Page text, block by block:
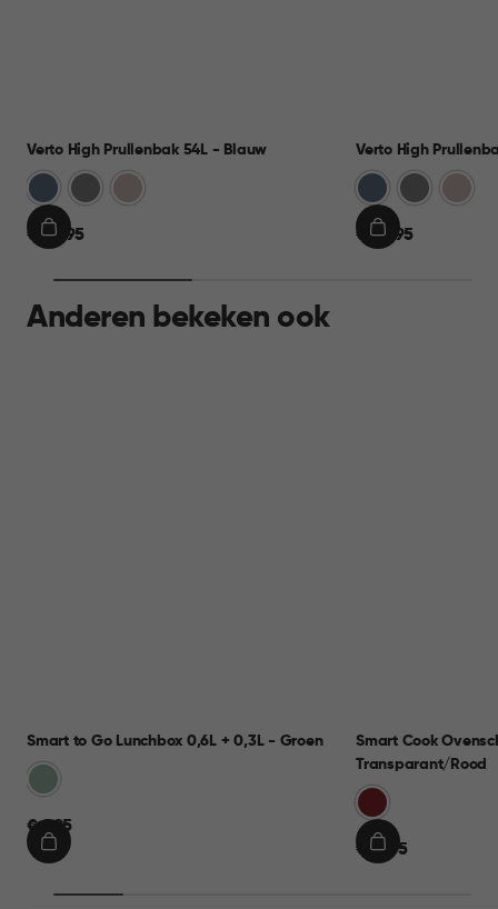
Verto High Prullenbak 54L - Blauw
BlauwGrijs Rose
€€ 44,95
IN
Verto High
BlauwGrijs Rose
€€ 44,95
IN
Anderen bekeken ook
Smart to Go Lunchbox 0,6L + 0,3L - Groen
Groen
€
9,95
€ 9,95
IN
Smart Cook
Transparant/Rood
Rood
€€ 19,95
IN